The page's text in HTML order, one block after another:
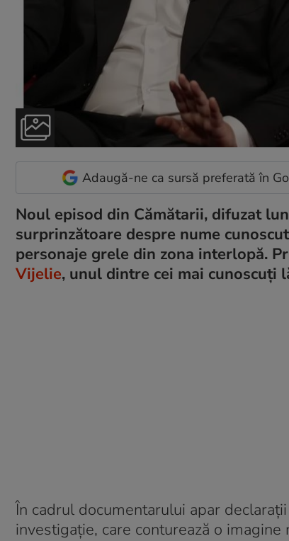
Adaugă-ne ca sursă preferată în
Noul episod din Cămătarii, difuzat
surprinzătoare despre nume
personaje grele din zona interlopă.
Vijelie, unul dintre cei mai cunoscuți
În cadrul documentarului apar
investigație, care conturează o